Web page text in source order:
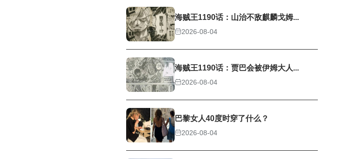
海贼王1190话：山治不敌麒麟戈姆...
2026-08-04
海贼王1190话：贾巴会被伊姆大人...
2026-08-04
巴黎女人40度时穿了什么？
2026-08-04